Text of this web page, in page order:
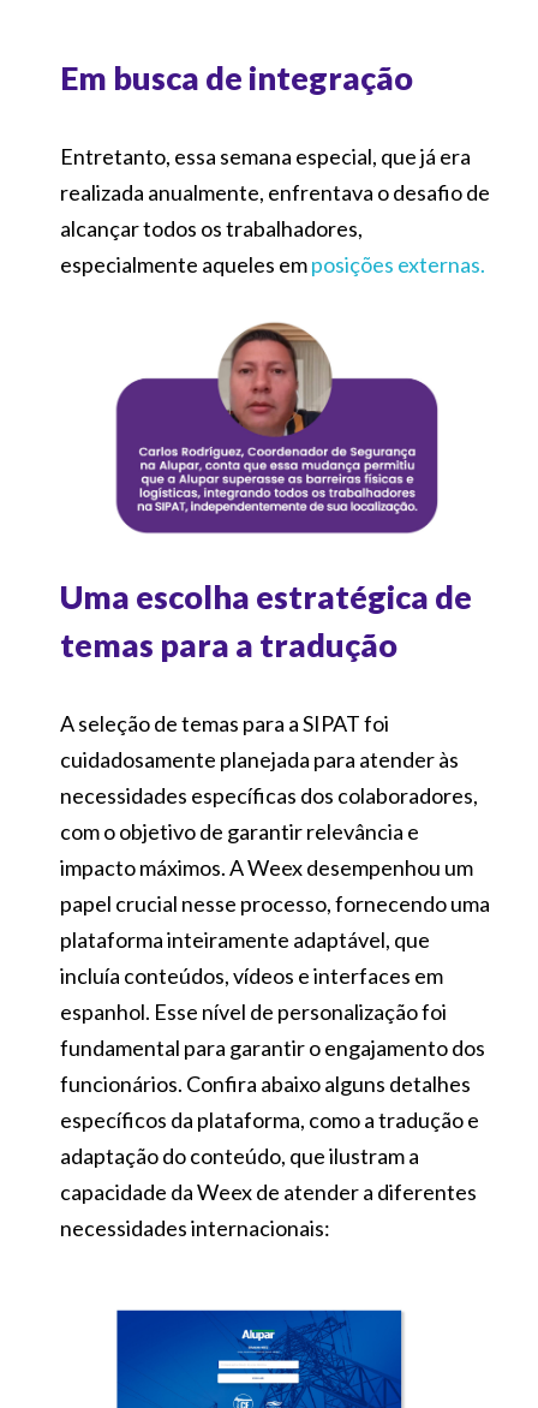
Em busca de integração
Entretanto, essa semana especial, que já era
realizada anualmente, enfrentava o desafio de
alcançar todos os trabalhadores,
especialmente aqueles emposições externas.
Uma escolha estratégica de
temas para a tradução
A seleção de temas para a SIPAT foi
cuidadosamente planejada para atender às
necessidades específicas dos colaboradores,
com o objetivo de garantir relevância e
impacto máximos. A Weex desempenhou um
papel crucial nesse processo, fornecendo uma
plataforma inteiramente adaptável, que
incluía conteúdos, vídeos e interfaces em
espanhol. Esse nível de personalização foi
fundamental para garantir o engajamento dos
funcionários. Confira abaixo alguns detalhes
específicos da plataforma, como a tradução e
adaptação do conteúdo, que ilustram a
capacidade da Weex de atender a diferentes
necessidades internacionais: